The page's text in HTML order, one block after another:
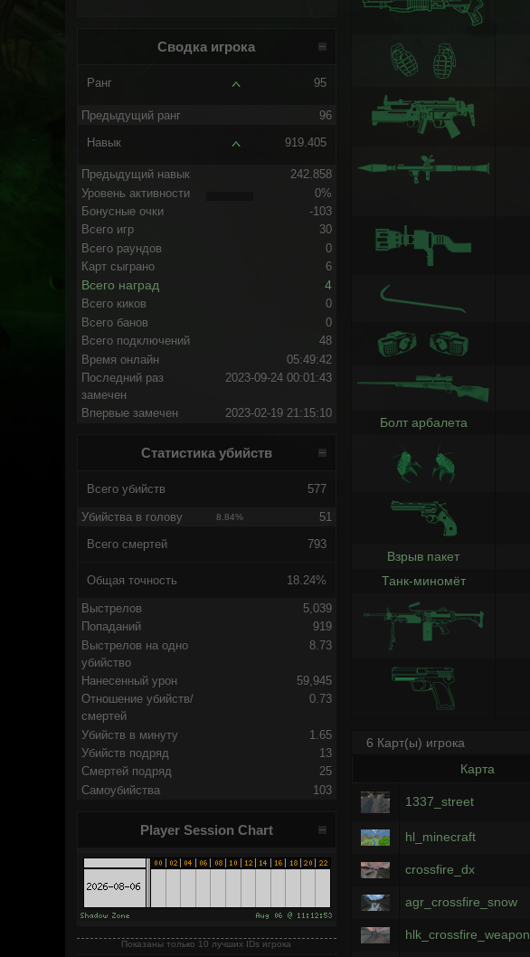
Сводка игрока
Ранг 95
Предыдущий ранг 96
Навык 919.405
Предыдущий навык
242.858
Уровень активности
0%
Бонусные очки
-103
Всего игр
30
Всего раундов
0
Карт сыграно
6
Всего наград 4
Всего киков
0
Всего банов
0
Всего подключений
48
Время онлайн
05:49:42
Последний раз
замечен
2023-09-24 00:01:43
Впервые замечен 2023-02-19 21:15:10
Статистика убийств
Всего убийств 577
Убийства в голову 8.84% 51
Всего смертей 793
Общая точность 18.24%
Выстрелов
5,039
Попаданий
919
Выстрелов на одно
убийство
8.73
Нанесенный урон
59,945
Отношение убийств/
смертей
0.73
Убийств в минуту
1.65
Убийств подряд
13
Смертей подряд
25
Самоубийства
103
Player Session Chart
Показаны только 10 лучших IDs игрока
Болт арбалета
Взрыв пакет
Танк-миномёт
6 Карт(ы) игрока
Карта
1337_street
hl_minecraft
crossfire_dx
agr_crossfire_snow
hlk_crossfire_weapon